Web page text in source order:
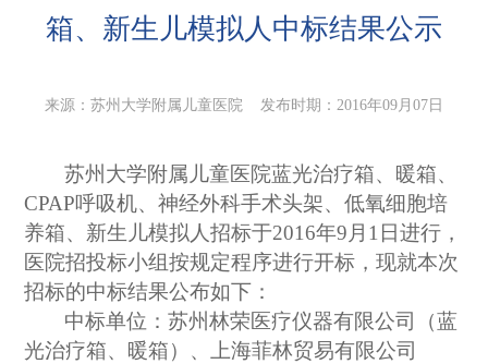
箱、新生儿模拟人中标结果公示
来源：苏州大学附属儿童医院 发布时期：2016年09月07日
苏州大学附属儿童医院蓝光治疗箱、暖箱、
CPAP呼吸机、神经外科手术头架、低氧细胞培
养箱、新生儿模拟人招标于2016年9月1日进行，
医院招投标小组按规定程序进行开标，现就本次
招标的中标结果公布如下：
中标单位：苏州林荣医疗仪器有限公司（蓝
光治疗箱、暖箱）、上海菲林贸易有限公司